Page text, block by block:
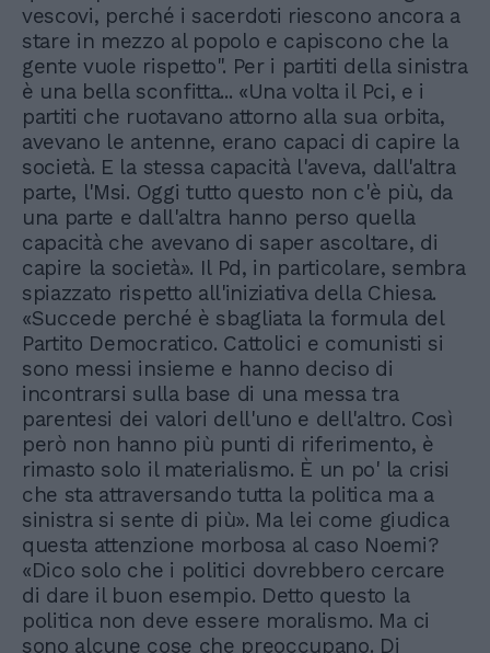
vescovi, perché i sacerdoti riescono ancora a
stare in mezzo al popolo e capiscono che la
gente vuole rispetto". Per i partiti della sinistra
è una bella sconfitta... «Una volta il Pci, e i
partiti che ruotavano attorno alla sua orbita,
avevano le antenne, erano capaci di capire la
società. E la stessa capacità l'aveva, dall'altra
parte, l'Msi. Oggi tutto questo non c'è più, da
una parte e dall'altra hanno perso quella
capacità che avevano di saper ascoltare, di
capire la società». Il Pd, in particolare, sembra
spiazzato rispetto all'iniziativa della Chiesa.
«Succede perché è sbagliata la formula del
Partito Democratico. Cattolici e comunisti si
sono messi insieme e hanno deciso di
incontrarsi sulla base di una messa tra
parentesi dei valori dell'uno e dell'altro. Così
però non hanno più punti di riferimento, è
rimasto solo il materialismo. È un po' la crisi
che sta attraversando tutta la politica ma a
sinistra si sente di più». Ma lei come giudica
questa attenzione morbosa al caso Noemi?
«Dico solo che i politici dovrebbero cercare
di dare il buon esempio. Detto questo la
politica non deve essere moralismo. Ma ci
sono alcune cose che preoccupano. Di